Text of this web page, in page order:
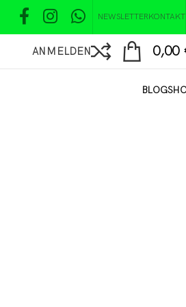
NEWSLETTERKONTAKT
ANMELDEN 0,00
BLOG